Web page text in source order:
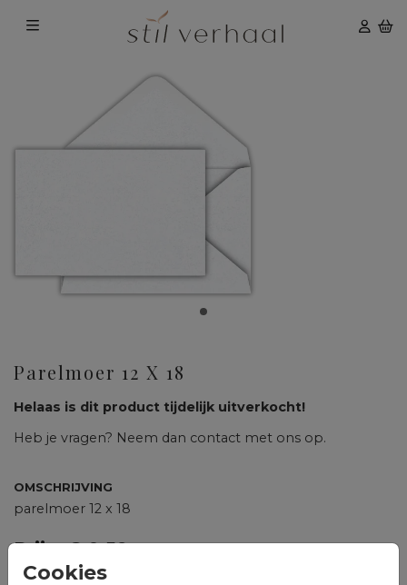
Cookies
Parelmoer 12 X 18
Helaas is dit product tijdelijk uitverkocht!
Heb je vragen? Neem dan contact met ons op.
OMSCHRIJVING
parelmoer 12 x 18
Prijs:€ 0,59